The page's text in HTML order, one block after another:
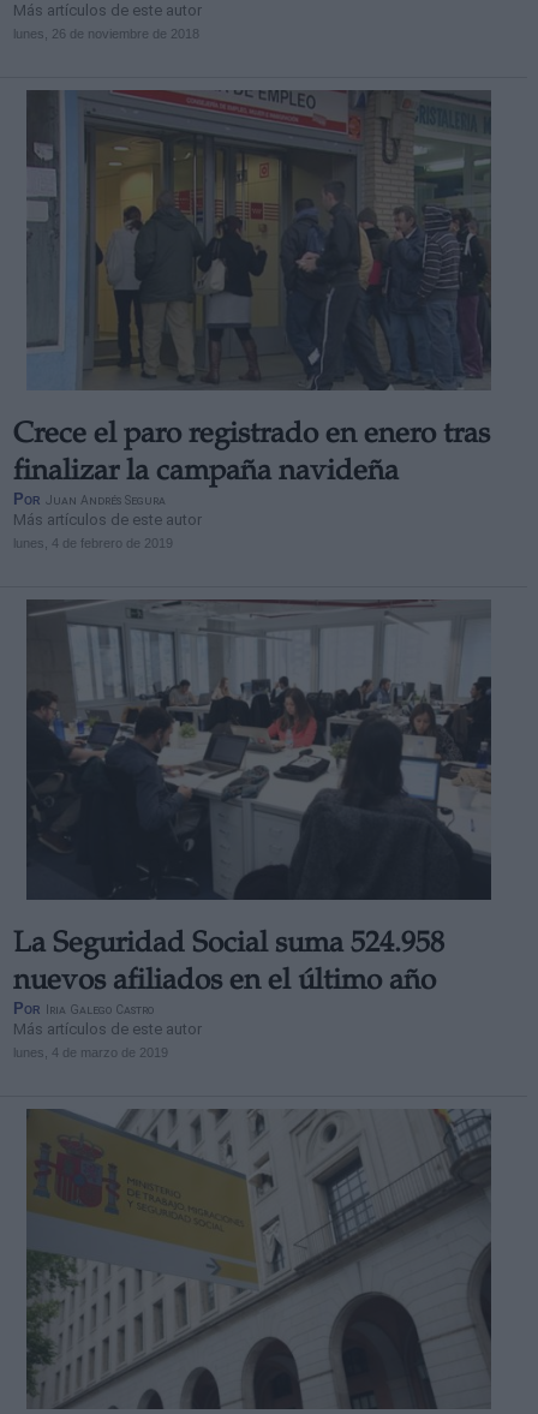
Más artículos de este autor
lunes, 26 de noviembre de 2018
Crece el paro registrado en enero tras
finalizar la campaña navideña
Por Juan Andrés Segura
Más artículos de este autor
lunes, 4 de febrero de 2019
La Seguridad Social suma 524.958
nuevos afiliados en el último año
Por Iria Galego Castro
Más artículos de este autor
lunes, 4 de marzo de 2019